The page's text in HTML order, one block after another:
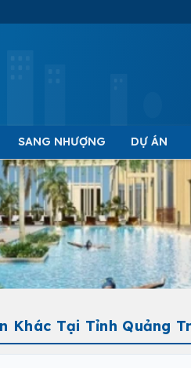
SANG NHƯỢNG DỰ ÁN
Khác Tại Tỉnh Quảng